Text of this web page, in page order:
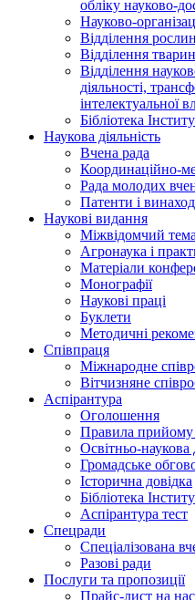
обліку науково-
Науково-
Відділення
Відділення
Відділення
діяльності,
інтелектуальної
Бібліотека
Наукова діяльність
Вчена рада
Координаційно-
Рада молодих
Патенти і
Наукові видання
Міжвідомчий
Агронаука і
Матеріали
Монографії
Наукові праці
Буклети
Методичні
Співпраця
Міжнародне
Вітчизняне
Аспірантура
Оголошення
Правила прийому
Освітньо-наукова
Громадське
Історична довідка
Бібліотека
Аспірантура тест
Спецради
Спеціалізована
Разові ради
Послуги та пропозиції
Прайс-лист на